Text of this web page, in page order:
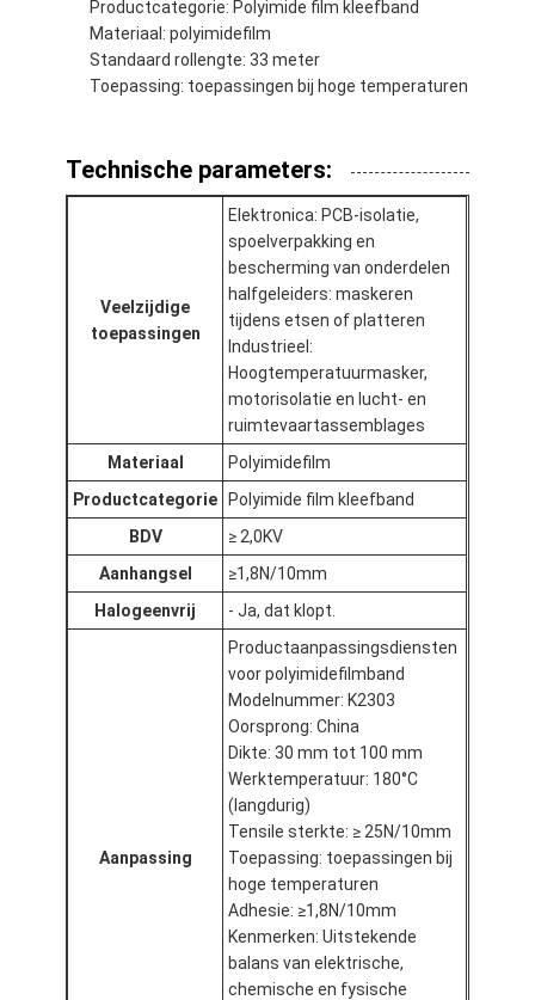
Fabrieksreis
Kwaliteitscontrole
Zelfklevende Isolatieband
De Isolatieband van de glasdoek
Hittebestendige Isolatieband
De Plakband van de glasdoek
De Plakband van de Polyimidefilm
Aluminiumfolie Plakband
De Doekband van het aluminiumfolieglas
Folie Onder ogen gezien Kraftpapier-Document
De Doek van de aluminiumfolieglasvezel
De Band van het foliegrof linnen
De Band van de doekbuis
Tweezijdige Plakband
HUISDIEREN Plakband
Het Afgietsel van de precisieinvestering
Elektrische isolatieplaat
Productcategorie: Polyimide film kleefband
Materiaal: polyimidefilm
Standaard rollengte: 33 meter
Toepassing: toepassingen bij hoge temperaturen
Technische parameters:
Veelzijdige
toepassingen
Elektronica: PCB-isolatie,
spoelverpakking en
bescherming van onderdelen
halfgeleiders: maskeren
tijdens etsen of platteren
Industrieel:
Hoogtemperatuurmasker,
motorisolatie en lucht- en
ruimtevaartassemblages
Materiaal
Polyimidefilm
Productcategorie
Polyimide film kleefband
BDV
≥ 2,0KV
Aanhangsel
≥1,8N/10mm
Halogeenvrij
- Ja, dat klopt.
Aanpassing
Productaanpassingsdiensten
voor polyimidefilmband
Modelnummer: K2303
Oorsprong: China
Dikte: 30 mm tot 100 mm
Werktemperatuur: 180°C
(langdurig)
Tensile sterkte: ≥ 25N/10mm
Toepassing: toepassingen bij
hoge temperaturen
Adhesie: ≥1,8N/10mm
Kenmerken: Uitstekende
balans van elektrische,
chemische en fysische